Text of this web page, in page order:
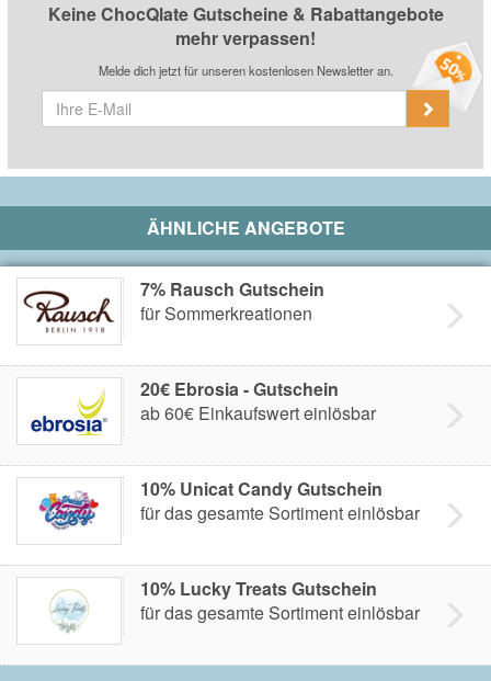
Keine ChocQlate Gutscheine & Rabattangebote
mehr verpassen!
Melde dich jetzt für unseren kostenlosen Newsletter an.
ÄHNLICHE ANGEBOTE
7% Rausch Gutschein
für Sommerkreationen
20€ Ebrosia - Gutschein
ab 60€ Einkaufswert einlösbar
10% Unicat Candy Gutschein
für das gesamte Sortiment einlösbar
10% Lucky Treats Gutschein
für das gesamte Sortiment einlösbar